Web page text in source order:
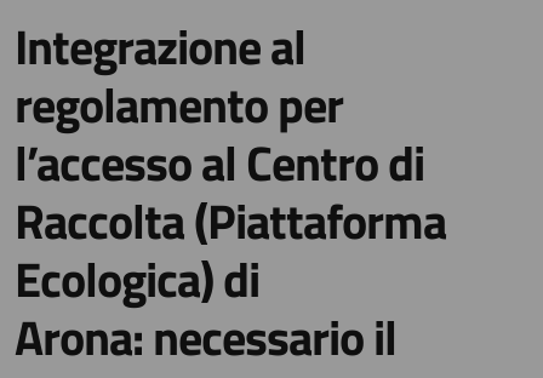
Integrazione al
regolamento per
l’accesso al Centro di
Raccolta (Piattaforma
Ecologica) di
Arona: necessario il